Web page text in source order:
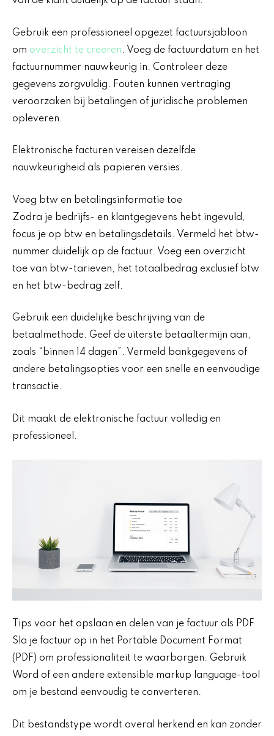
Gebruik een professioneel opgezet factuursjabloon
om overzicht te creëren. Voeg de factuurdatum en het
factuurnummer nauwkeurig in. Controleer deze
gegevens zorgvuldig. Fouten kunnen vertraging
veroorzaken bij betalingen of juridische problemen
opleveren.
Elektronische facturen vereisen dezelfde
nauwkeurigheid als papieren versies.
Voeg btw en betalingsinformatie toe
Zodra je bedrijfs- en klantgegevens hebt ingevuld,
focus je op btw en betalingsdetails. Vermeld het btw-
nummer duidelijk op de factuur. Voeg een overzicht
toe van btw-tarieven, het totaalbedrag exclusief btw
en het btw-bedrag zelf.
Gebruik een duidelijke beschrijving van de
betaalmethode. Geef de uiterste betaaltermijn aan,
zoals “binnen 14 dagen”. Vermeld bankgegevens of
andere betalingsopties voor een snelle en eenvoudige
transactie.
Dit maakt de elektronische factuur volledig en
professioneel.
Tips voor het opslaan en delen van je factuur als PDF
Sla je factuur op in het Portable Document Format
(PDF) om professionaliteit te waarborgen. Gebruik
Word of een andere extensible markup language-tool
om je bestand eenvoudig te converteren.
Dit bestandstype wordt overal herkend en kan zonder